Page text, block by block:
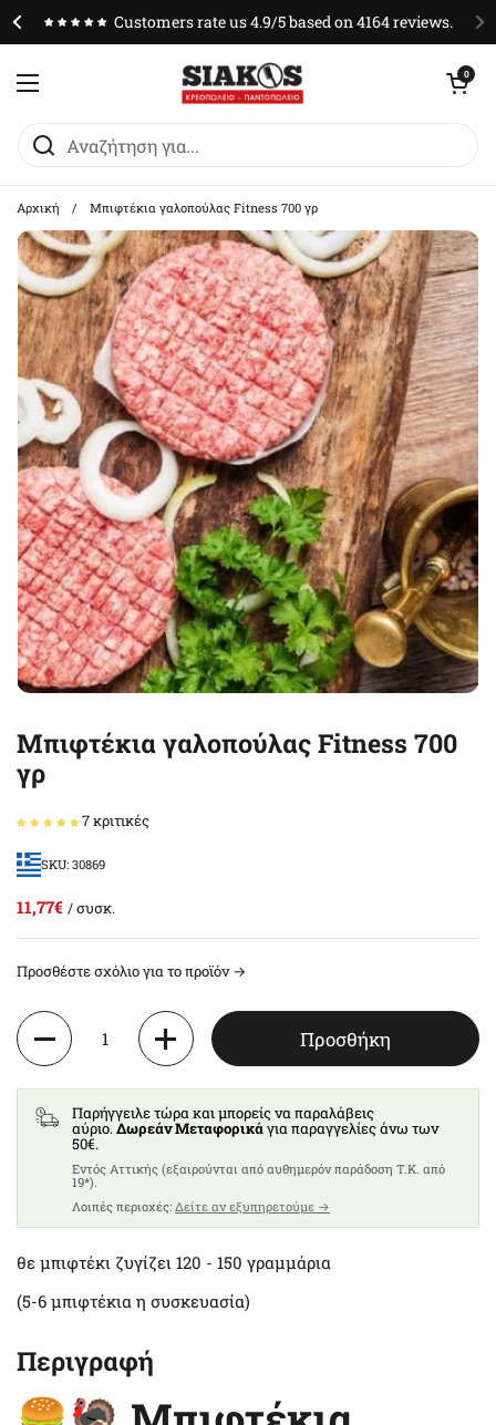
Customers rate us 4.9/5 based on 4164 reviews.
Άνοιγμα μενού
Άνοιγμα0
Αρχική / Μπιφτέκια γαλοπούλας Fitness 700 γρ
Μπιφτέκια γαλοπούλας Fitness 700
γρ
7 κριτικές
SKU: 30869
11,77€ / συσκ.
Προσθέστε σχόλιο για το προϊόν →
Ποσότητα
Προσθήκη
Παρήγγειλε τώρα και μπορείς να παραλάβεις
αύριο.Δωρεάν Μεταφορικάγια παραγγελίες άνω των
50€.
Eντός Αττικής (εξαιρούνται από αυθημερόν παράδοση T.K. από
19*).
Λοιπές περιοχές: Δείτε αν εξυπηρετούμε →
θε μπιφτέκι ζυγίζει 120 - 150 γραμμάρια
(5-6 μπιφτέκια η συσκευασία)
Περιγραφή